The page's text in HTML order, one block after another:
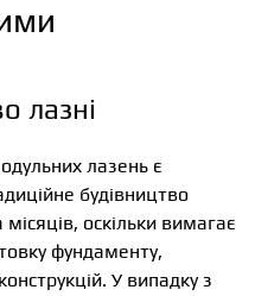
лазні
лазень є
будівництво
оскільки вимагає
фундаменту,
У випадку з